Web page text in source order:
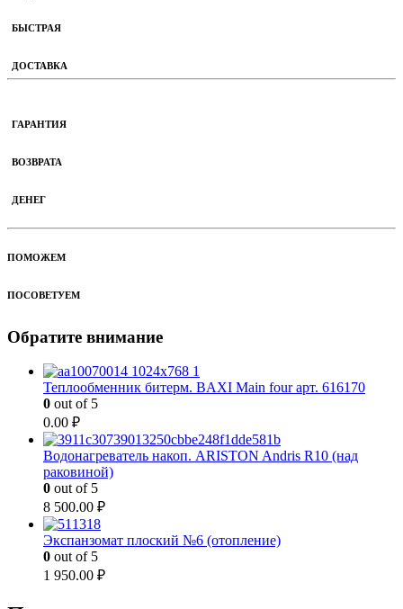
БЫСТРАЯ
ДОСТАВКА
ГАРАНТИЯ
ВОЗВРАТА
ДЕНЕГ
ПОМОЖЕМ
ПОСОВЕТУЕМ
Обратите внимание
Теплообменник битерм. BAXI Main four арт. 616170
0 out of 5
0.00 ₽
Водонагреватель накоп. ARISTON Andris R10 (над
раковиной)
0 out of 5
8 500.00 ₽
Экспанзомат плоский №6 (отопление)
0 out of 5
1 950.00 ₽